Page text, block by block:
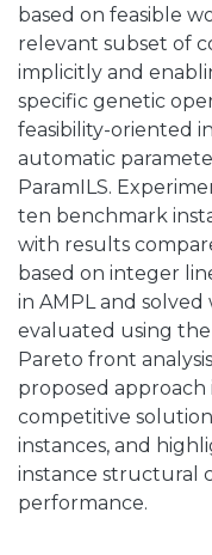
based on feasible
relevant subset of
implicitly and
specific genetic
feasibility-oriented
automatic
ParamILS.
ten benchmark
with results
based on integer
in AMPL and
evaluated using
Pareto front
proposed approach
competitive
instances, and
instance structural
performance.